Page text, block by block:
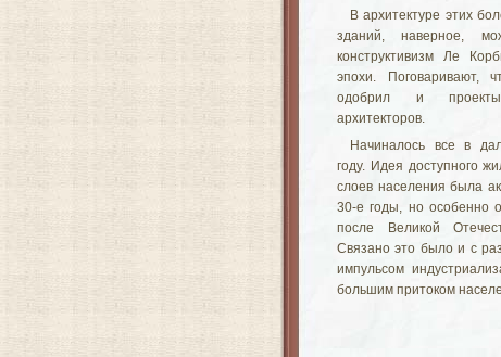
В архитектуре этих
зданий, наверное,
конструктивизм Ле
эпохи. Поговаривают,
одобрил и проекты
архитекторов.
Начиналось все в
году. Идея доступного
слоев населения была
30-е годы, но особенно
после Великой
Связано это было и с
импульсом
большим притоком